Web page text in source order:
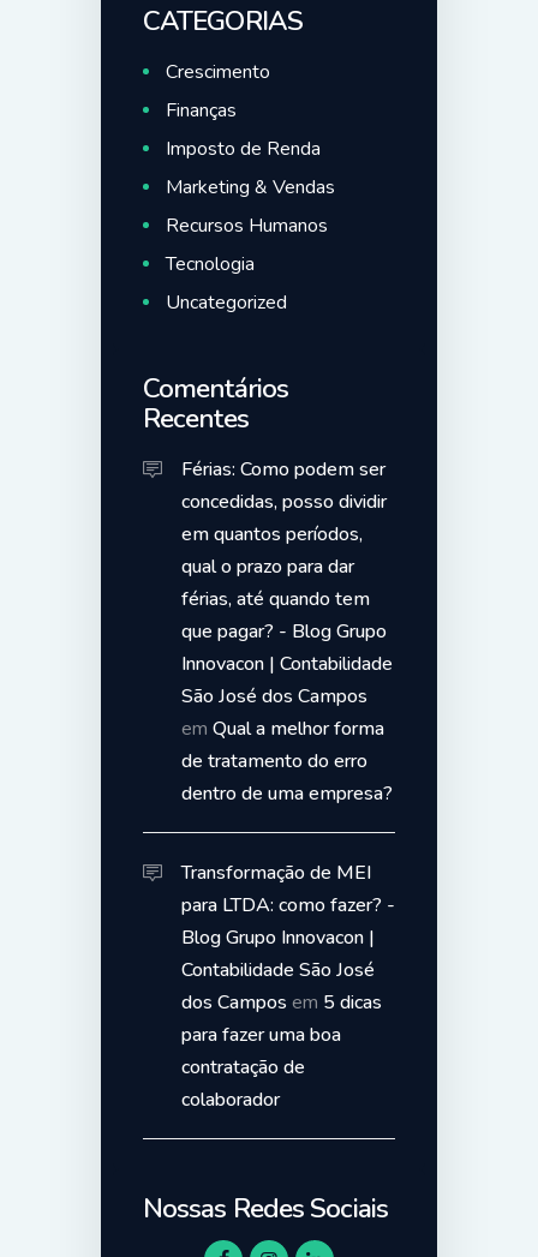
CATEGORIAS
Crescimento
Finanças
Imposto de Renda
Marketing & Vendas
Recursos Humanos
Tecnologia
Uncategorized
Comentários
Recentes
Férias: Como podem ser
concedidas, posso dividir
em quantos períodos,
qual o prazo para dar
férias, até quando tem
que pagar? - Blog Grupo
Innovacon | Contabilidade
São José dos Campos
em Qual a melhor forma
de tratamento do erro
dentro de uma empresa?
Transformação de MEI
para LTDA: como fazer? -
Blog Grupo Innovacon |
Contabilidade São José
dos Campos em 5 dicas
para fazer uma boa
contratação de
colaborador
Nossas Redes Sociais